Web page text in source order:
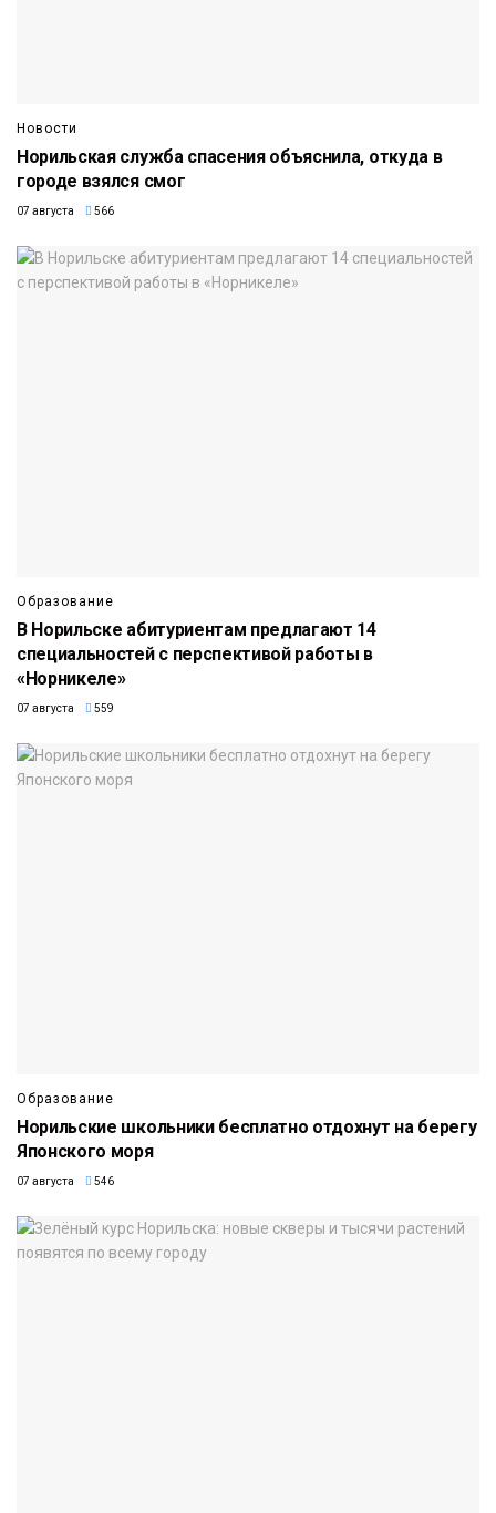
Новости
Норильская служба спасения объяснила, откуда в
городе взялся смог
07 августа 566
Образование
В Норильске абитуриентам предлагают 14
специальностей с перспективой работы в
«Норникеле»
07 августа 559
Образование
Норильские школьники бесплатно отдохнут на берегу
Японского моря
07 августа 546